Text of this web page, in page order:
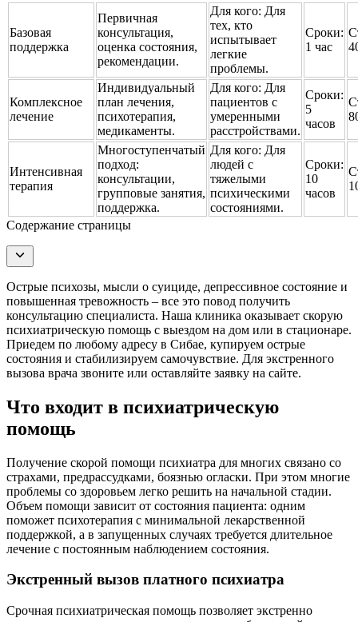
Базовая
поддержка
Первичная
консультация,
оценка состояния,
рекомендации.
Для кого: Для
тех, кто
испытывает
легкие
проблемы.
Сроки:
1 час
Комплексное
лечение
Индивидуальный
план лечения,
психотерапия,
медикаменты.
Для кого: Для
пациентов с
умеренными
расстройствами.
Сроки:
5
часов
Интенсивная
терапия
Многоступенчатый
подход:
консультации,
групповые занятия,
поддержка.
Для кого: Для
людей с
тяжелыми
психическими
состояниями.
Сроки:
10
часов
Содержание страницы
Острые психозы, мысли о суициде, депрессивное состояние и
повышенная тревожность – все это повод получить
консультацию специалиста. Наша клиника оказывает скорую
психиатрическую помощь с выездом на дом или в стационаре.
Приедем по любому адресу в Сибае, купируем острые
состояния и стабилизируем самочувствие. Для экстренного
вызова врача звоните или оставляйте заявку на сайте.
Что входит в психиатрическую
помощь
Получение скорой помощи психиатра для многих связано со
страхами, предрассудками, боязнью огласки. При этом многие
проблемы со здоровьем легко решить на начальной стадии.
Объем помощи зависит от состояния пациента: одним
поможет психотерапия с минимальной лекарственной
поддержкой, а в запущенных случаях требуется длительное
лечение с постоянным наблюдением состояния.
Экстренный вызов платного психиатра
Срочная психиатрическая помощь позволяет экстренно